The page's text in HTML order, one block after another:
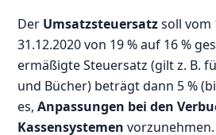
Der Umsatzsteuersatzsoll vom
31.12.2020 von 19 % auf 16 %
ermäßigte Steuersatz (gilt z. B.
und Bücher) beträgt dann 5 %
es,Anpassungen bei den
Kassensystemen